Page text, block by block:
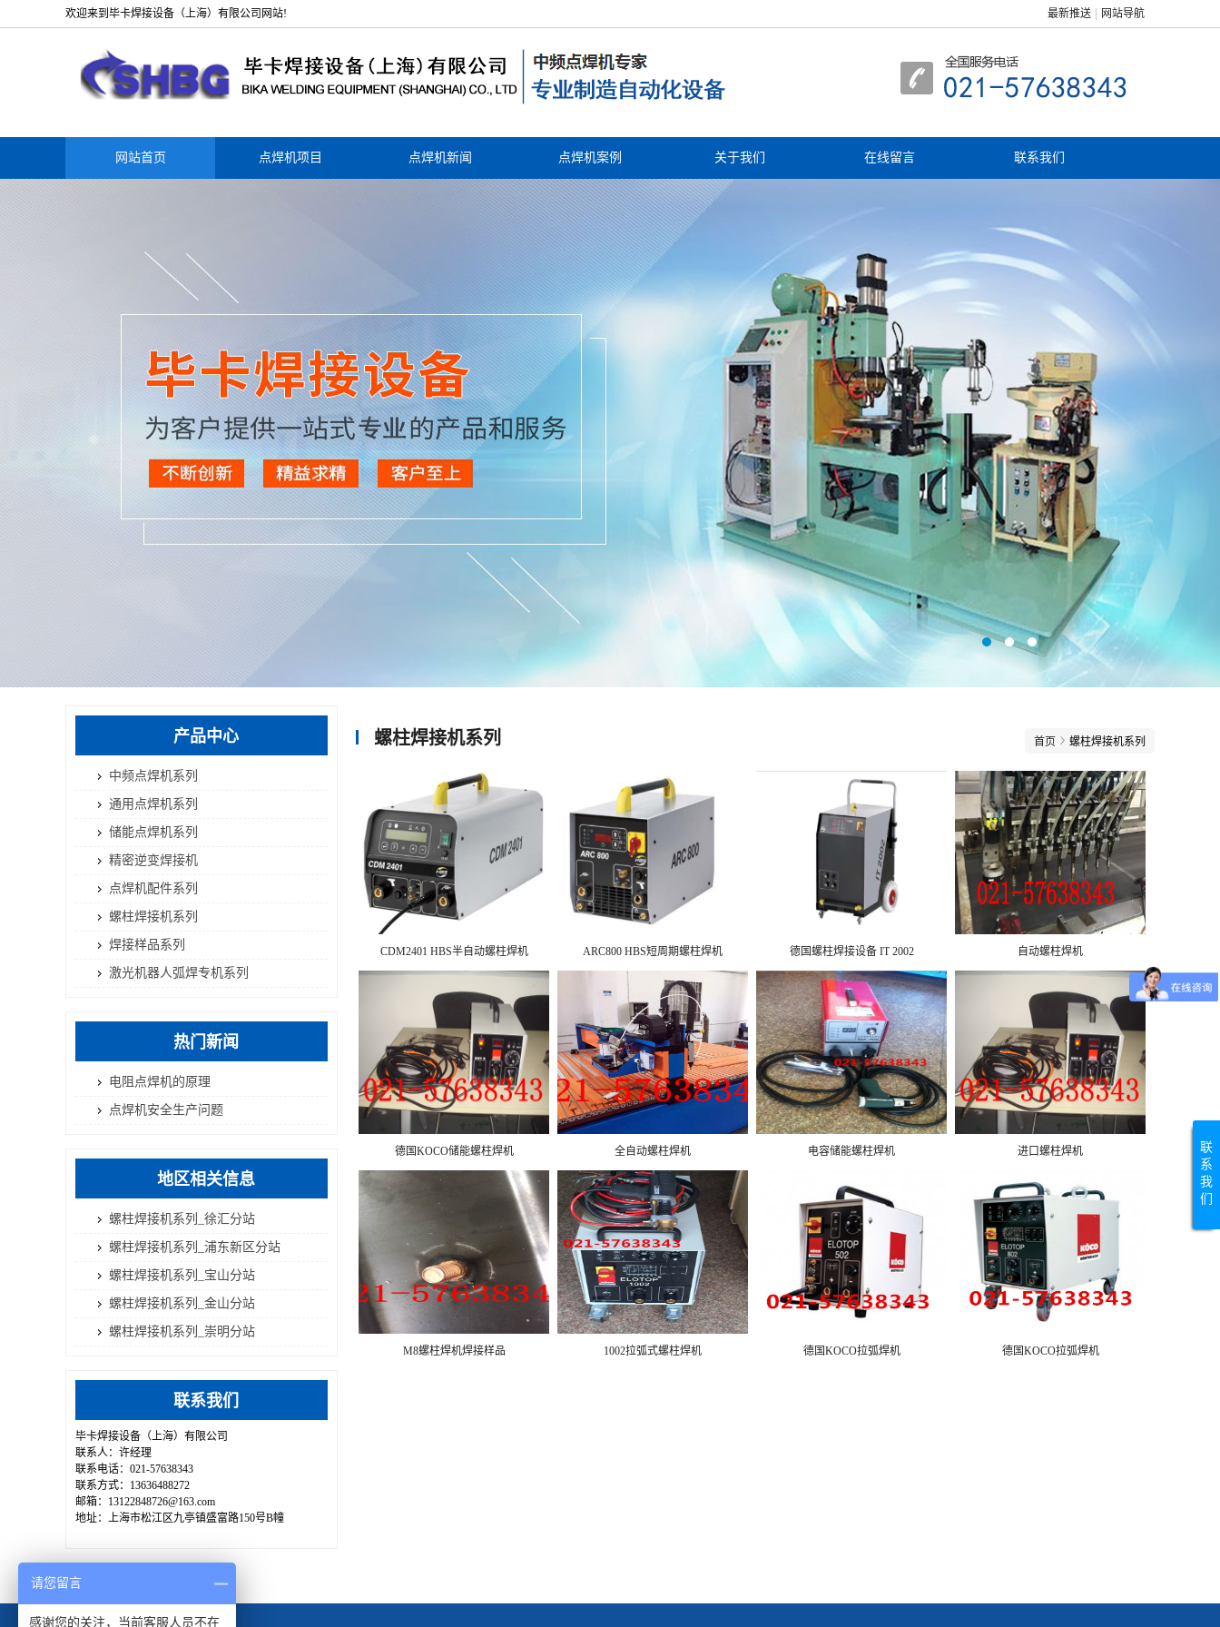
欢迎来到毕卡焊接设备（上海）有限公司网站! 最新推送 网站导航
网站首页 点焊机项目 点焊机新闻 点焊机案例 关于我们 在线留言 联系我们
联
系
我
们
产品中心
中频点焊机系列
通用点焊机系列
储能点焊机系列
精密逆变焊接机
点焊机配件系列
螺柱焊接机系列
焊接样品系列
激光机器人弧焊专机系列
热门新闻
电阻点焊机的原理
点焊机安全生产问题
地区相关信息
螺柱焊接机系列_徐汇分站
螺柱焊接机系列_浦东新区分站
螺柱焊接机系列_宝山分站
螺柱焊接机系列_金山分站
螺柱焊接机系列_崇明分站
联系我们
毕卡焊接设备（上海）有限公司
联系人：许经理
联系电话：021-57638343
联系方式：13636488272
邮箱：13122848726@163.com
地址：上海市松江区九亭镇盛富路150号B幢
螺柱焊接机系列 首页 螺柱焊接机系列
CDM2401 HBS半自动螺柱焊机 ARC800 HBS短周期螺柱焊机 德国螺柱焊接设备 IT 2002 自动螺柱焊机
德国KOCO储能螺柱焊机 全自动螺柱焊机 电容储能螺柱焊机 进口螺柱焊机
M8螺柱焊机焊接样品 1002拉弧式螺柱焊机 德国KOCO拉弧焊机 德国KOCO拉弧焊机
请您留言
感谢您的关注，当前客服人员不在